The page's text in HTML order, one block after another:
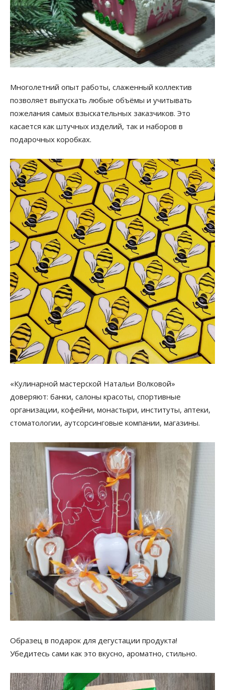
Многолетний опыт работы, слаженный коллектив
позволяет выпускать любые объёмы и учитывать
пожелания самых взыскательных заказчиков. Это
касается как штучных изделий, так и наборов в
подарочных коробках.
«Кулинарной мастерской Натальи Волковой»
доверяют: банки, салоны красоты, спортивные
организации, кофейни, монастыри, институты, аптеки,
стоматологии, аутсорсинговые компании, магазины.
Образец в подарок для дегустации продукта!
Убедитесь сами как это вкусно, ароматно, стильно.